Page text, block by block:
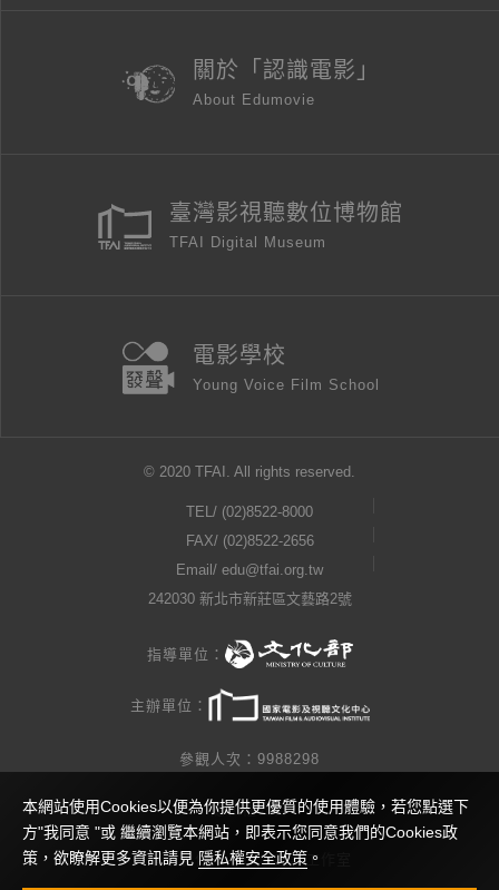
關於「認識電影」
About Edumovie
臺灣影視聽數位博物館
TFAI Digital Museum
電影學校
Young Voice Film School
© 2020 TFAI. All rights reserved.
TEL/ (02)8522-8000
FAX/ (02)8522-2656
Email/ edu@tfai.org.tw
242030 新北市新莊區文藝路2號
指導單位：
主辦單位：
參觀人次：9988298
隱私權公告
網站製作 / 瓜口瓜設計工作室
本網站使用Cookies以便為你提供更優質的使用體驗，若您點選下
方"我同意 "或 繼續瀏覽本網站，即表示您同意我們的Cookies政
策，欲瞭解更多資訊請見 隱私權安全政策 。